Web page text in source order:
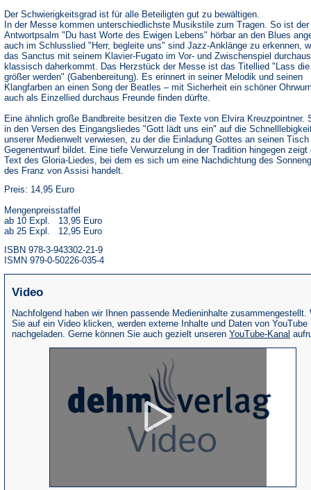
Der Schwierigkeitsgrad ist für alle Beteiligten gut zu bewältigen.
In der Messe kommen unterschiedlichste Musikstile zum Tragen. So ist der
Antwortpsalm "Du hast Worte des Ewigen Lebens" hörbar an den Blues
auch im Schlusslied "Herr, begleite uns" sind Jazz-Anklänge zu erkennen,
das Sanctus mit seinem Klavier-Fugato im Vor- und Zwischenspiel durchaus
klassisch daherkommt. Das Herzstück der Messe ist das Titellied "Lass die
größer werden" (Gabenbereitung). Es erinnert in seiner Melodik und seinen
Klangfarben an einen Song der Beatles – mit Sicherheit ein schöner
auch als Einzellied durchaus Freunde finden dürfte.
Eine ähnlich große Bandbreite besitzen die Texte von Elvira Kreuzpointner.
in den Versen des Eingangsliedes "Gott lädt uns ein" auf die
unserer Medienwelt verwiesen, zu der die Einladung Gottes an seinen Tisch
Gegenentwurf bildet. Eine tiefe Verwurzelung in der Tradition hingegen zeigt
Text des Gloria-Liedes, bei dem es sich um eine Nachdichtung des
des Franz von Assisi handelt.
Preis: 14,95 Euro
Mengenpreisstaffel
ab 10 Expl. 13,95 Euro
ab 25 Expl. 12,95 Euro
ISBN 978-3-943302-21-9
ISMN 979-0-50226-035-4
Video
Nachfolgend haben wir Ihnen passende Medieninhalte zusammengestellt.
Sie auf ein Video klicken, werden externe Inhalte und Daten von YouTube
nachgeladen. Gerne können Sie auch gezielt unseren YouTube-Kanal